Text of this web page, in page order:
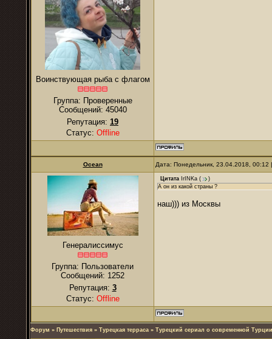
Воинствующая рыба с флагом
Группа: Проверенные
Сообщений: 45040
Репутация: 19
Статус: Offline
Ocean Дата: Понедельник, 23.04.2018,
Генералиссимус
Группа: Пользователи
Сообщений: 1252
Репутация: 3
Статус: Offline
Цитата IrINKa (
)
А он из какой страны ?
наш))) из Москвы
Форум » Путешествия » Турецкая терраса » Турецкий сериал о современной